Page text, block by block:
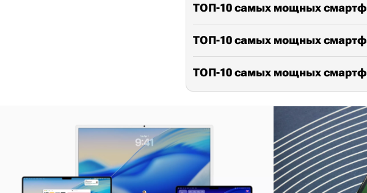
ТОП-10 самых мощных
ТОП-10 самых мощных
ТОП-10 самых мощных